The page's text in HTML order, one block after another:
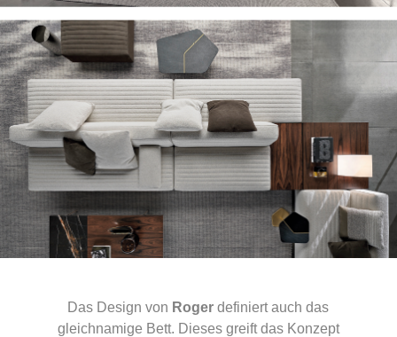
Das Design von Roger definiert auch das
gleichnamige Bett. Dieses greift das Konzept